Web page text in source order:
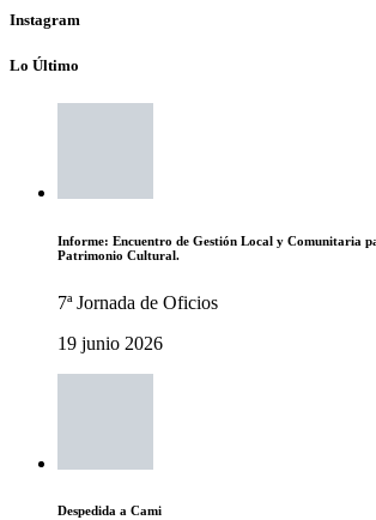
Instagram
Lo Último
Informe: Encuentro de Gestión Local y Comunitaria
Patrimonio Cultural.
7ª Jornada de Oficios
19 junio 2026
Despedida a Cami